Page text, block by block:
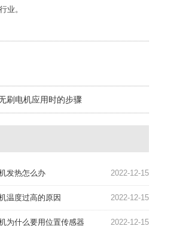
业。
刷电机应用时的步骤
2022-12-15
发热怎么办
2022-12-15
温度过高的原因
2022-12-15
为什么要用位置传感器